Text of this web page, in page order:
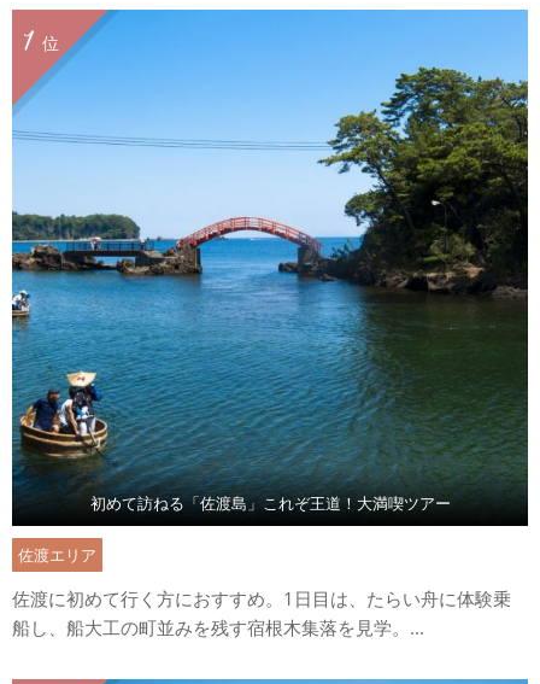
位
1
初めて訪ねる「佐渡島」これぞ王道！大満喫ツアー
佐渡エリア
佐渡に初めて行く方におすすめ。1日目は、たらい舟に体験乗
船し、船大工の町並みを残す宿根木集落を見学。...